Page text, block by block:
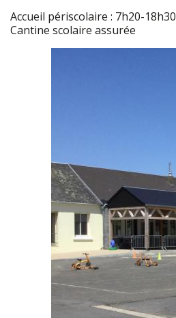
Accueil périscolaire : 7h20-18h30
Cantine scolaire assurée